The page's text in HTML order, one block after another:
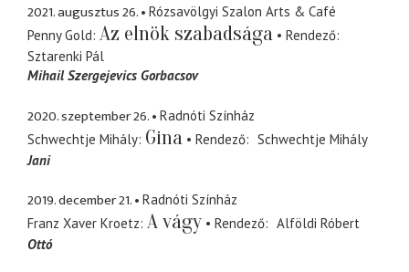
2021. augusztus 26.
Rózsavölgyi Szalon Arts & Café
Penny Gold Az elnök szabadsága
Rendező
Sztarenki Pál
Mihail Szergejevics Gorbacsov
2020. szeptember 26.
Radnóti Színház
Schwechtje Mihály Gina Rendező
Schwechtje Mihály
Jani
2019. december 21.
Radnóti Színház
Franz Xaver Kroetz A vágy Rendező
Alföldi Róbert
Ottó